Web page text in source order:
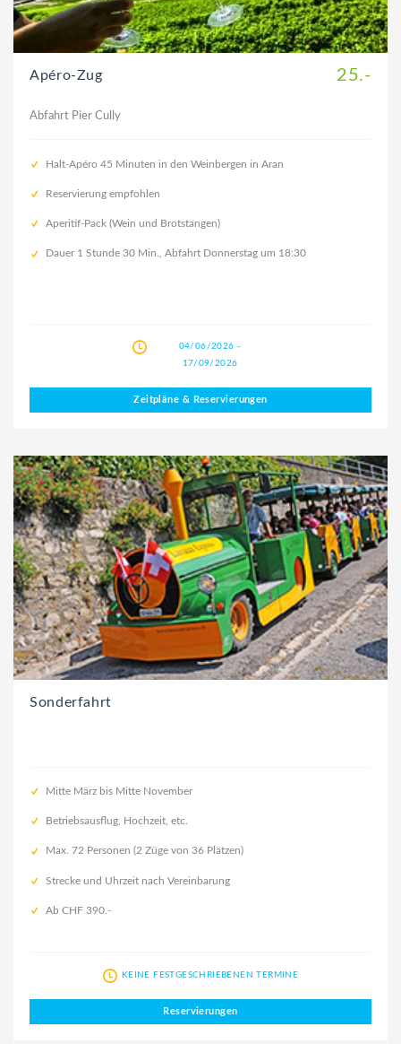
25.-
Apéro-Zug
Abfahrt Pier Cully
Halt-Apéro 45 Minuten in den Weinbergen in Aran
Reservierung empfohlen
Aperitif-Pack (Wein und Brotstangen)
Dauer 1 Stunde 30 Min., Abfahrt Donnerstag um 18:30
04/06/2026 -
17/09/2026
Zeitpläne & Reservierungen
Sonderfahrt
Mitte März bis Mitte November
Betriebsausflug, Hochzeit, etc.
Max. 72 Personen (2 Züge von 36 Plätzen)
Strecke und Uhrzeit nach Vereinbarung
Ab CHF 390.-
KEINE FESTGESCHRIEBENEN TERMINE
Reservierungen